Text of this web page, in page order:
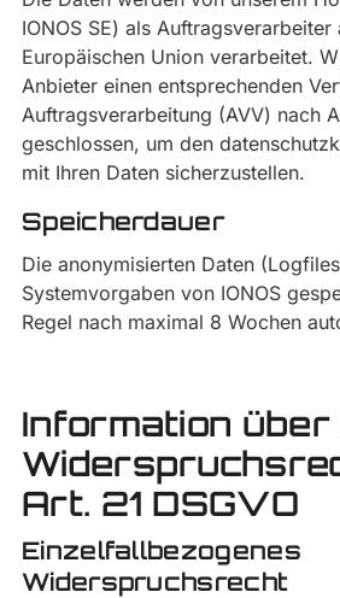
IONOS SE) als
Europäischen Union verarbeitet.
Anbieter einen entsprechenden
Auftragsverarbeitung (AVV) nach
geschlossen, um den
mit Ihren Daten sicherzustellen.
Speicherdauer
Die anonymisierten Daten
Systemvorgaben von IONOS
Regel nach maximal 8 Wochen
Information über
Art. 21 DSGVO
Einzelfallbezogenes
Widerspruchsrecht